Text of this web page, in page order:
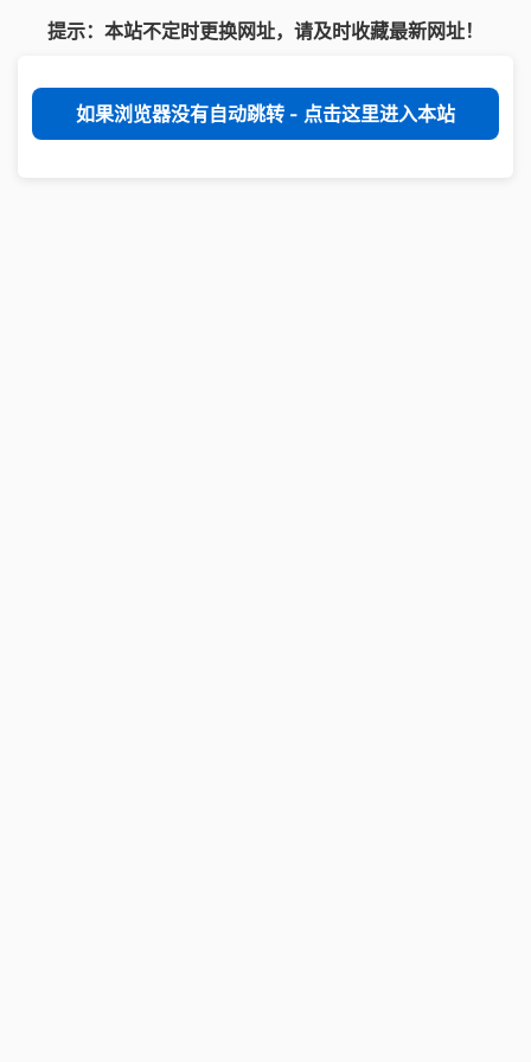
提示：本站不定时更换网址，请及时收藏最新网址！
如果浏览器没有自动跳转 - 点击这里进入本站